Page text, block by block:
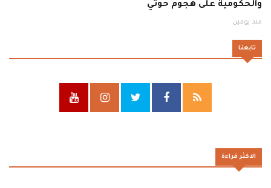
والحكومية على هجوم حوثي
منذ يومين
تابعنا
الاكثر قراءة